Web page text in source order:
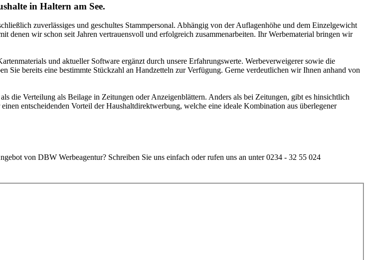
in Haltern am See.
zuverlässiges und geschultes Stammpersonal. Abhängig von der Auflagenhöhe und dem Einzelgewicht
denen wir schon seit Jahren vertrauensvoll und erfolgreich zusammenarbeiten. Ihr Werbematerial bringen wir
und aktueller Software ergänzt durch unsere Erfahrungswerte. Werbeverweigerer sowie die
Sie bereits eine bestimmte Stückzahl an Handzetteln zur Verfügung. Gerne verdeutlichen wir Ihnen anhand von
die Verteilung als Beilage in Zeitungen oder Anzeigenblättern. Anders als bei Zeitungen, gibt es hinsichtlich
entscheidenden Vorteil der Haushaltdirektwerbung, welche eine ideale Kombination aus überlegener
von DBW Werbeagentur? Schreiben Sie uns einfach oder rufen uns an unter 0234 - 32 55 024